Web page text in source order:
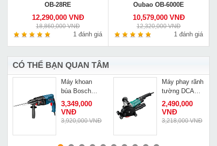
OB-28RE
12,290,000 VNĐ
18,860,000 VNĐ
1 đánh giá
Oubao OB-6000E
10,579,000 VNĐ
12,320,000 VNĐ
1 đánh giá
CÓ THỂ BẠN QUAN TÂM
Máy khoan
búa Bosch
GBH 2-24 DFR
3,349,000
VNĐ
3,920,000 VNĐ
Máy phay rãnh
tường DCA
AZR02-150
2,490,000
VNĐ
3,218,000 VNĐ